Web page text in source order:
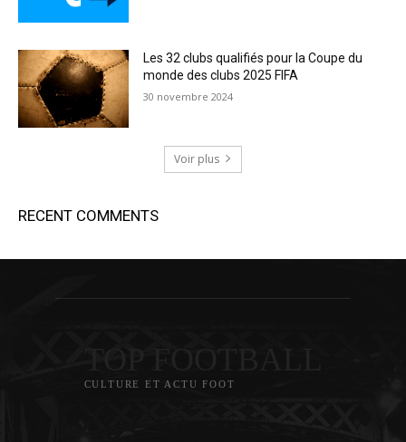
Les 32 clubs qualifiés pour la Coupe du
monde des clubs 2025 FIFA
30 novembre 2024
Voir plus
RECENT COMMENTS
CULTURE ET ACTU FOOT